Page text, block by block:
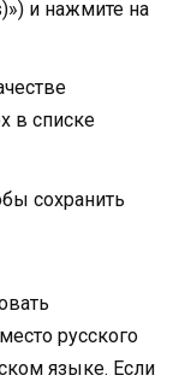
и нажмите на
в списке
сохранить
русского
языке. Если